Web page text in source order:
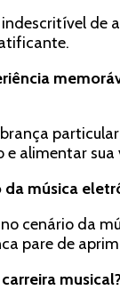
de
alimentar
música
cenário da
pare de